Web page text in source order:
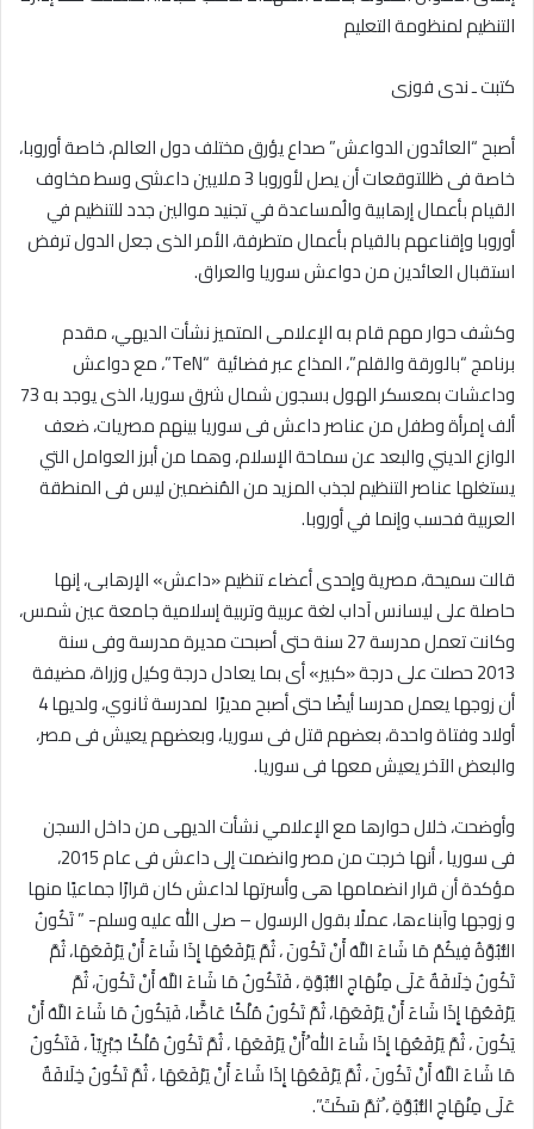
التنظيم لمنظومة التعليم
كتبت ـ ندى فوزى
أصبح “العائدون الدواعش” صداع يؤرق مختلف دول العالم، خاصة أوروبا،
خاصة فى ظللتوقعات أن يصل لأوروبا 3 ملايين داعشى وسط مخاوف
القيام بأعمال إرهابية والُمساعدة في تجنيد موالين جدد للتنظيم في
أوروبا وإقناعهم بالقيام بأعمال متطرفة، الأمر الذى جعل الدول ترفض
استقبال العائدين من دواعش سوريا والعراق.
وكشف حوار مهم قام به الإعلامى المتميز نشأت الديهي، مقدم
برنامج “بالورقة والقلم”، المذاع عبر فضائية “TeN”، مع دواعش
وداعشات بمعسكر الهول بسجون شمال شرق سوريا، الذى يوجد به 73
ألف إمرأة وطفل من عناصر داعش فى سوريا بينهم مصريات، ضعف
الوازع الديني والبعد عن سماحة الإسلام، وهما من أبرز العوامل التي
يستغلها عناصر التنظيم لجذب المزيد من المُنضمين ليس فى المنطقة
العربية فحسب وإنما في أوروبا.
قالت سميحة، مصرية وإحدى أعضاء تنظيم «داعش» الإرهابى، إنها
حاصلة على ليسانس آداب لغة عربية وتربية إسلامية جامعة عين شمس،
وكانت تعمل مدرسة 27 سنة حتى أصبحت مديرة مدرسة وفى سنة
2013 حصلت على درجة «كبير» أى بما يعادل درجة وكيل وزراة، مضيفة
أن زوجها يعمل مدرسا أيضًا حتى أصبح مديرًا لمدرسة ثانوي، ولديها 4
أولاد وفتاة واحدة، بعضهم قتل فى سوريا، وبعضهم يعيش فى مصر،
والبعض الآخر يعيش معها فى سوريا.
وأوضحت، خلال حوارها مع الإعلامي نشأت الديهى من داخل السجن
فى سوريا ، أنها خرجت من مصر وانضمت إلى داعش فى عام 2015،
مؤكدة أن قرار انضمامها هى وأسرتها لداعش كان قرارًا جماعيًا منها
و زوجها وآبناءها، عملًا بقول الرسول – صلى الله عليه وسلم- ” تَكُونُ
النُّبُوَّةُ فِيكُمْ مَا شَاءَ اللَّهُ أَنْ تَكُونَ ، ثُمَّ يَرْفَعُهَا إِذَا شَاءَ أَنْ يَرْفَعَهَا، ثُمَّ
تَكُونُ خِلَافَةٌ عَلَى مِنْهَاجِ النُّبُوَّةِ ، فَتَكُونُ مَا شَاءَ اللَّهُ أَنْ تَكُونَ، ثُمَّ
يَرْفَعُهَا إِذَا شَاءَ أَنْ يَرْفَعَهَا، ثُمَّ تَكُونُ مُلْكًا عَاضًّا، فَيَكُونُ مَا شَاءَ اللَّهُ أَنْ
يَكُونَ ، ثُمَّ يَرْفَعُهَا إِذَا شَاءَ الله ُأَنْ يَرْفَعَهَا ، ثُمَّ تَكُونُ مُلْكًا جَبْرِيّاً ، فَتَكُونُ
مَا شَاءَ اللَّهُ أَنْ تَكُونَ ، ثُمَّ يَرْفَعُهَا إِذَا شَاءَ أَنْ يَرْفَعَهَا ، ثُمَّ تَكُونُ خِلَافَةٌ
عَلَى مِنْهَاجِ النُّبُوَّةِ ، ُثمَّ سَكَتَ”.